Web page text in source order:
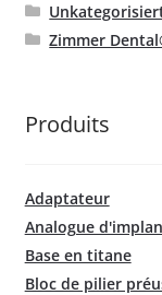
Zimmer
Produits
Adaptateur
Analogue
Base en titane
Bloc de pilier